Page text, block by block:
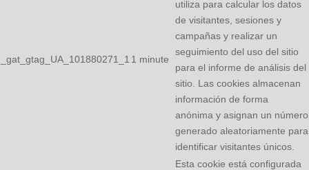
_gat_gtag_UA_101880271_1 1 minute
utiliza para calcular los datos
de visitantes, sesiones y
campañas y realizar un
seguimiento del uso del sitio
para el informe de análisis del
sitio. Las cookies almacenan
información de forma
anónima y asignan un número
generado aleatoriamente para
identificar visitantes únicos.
Esta cookie está configurada